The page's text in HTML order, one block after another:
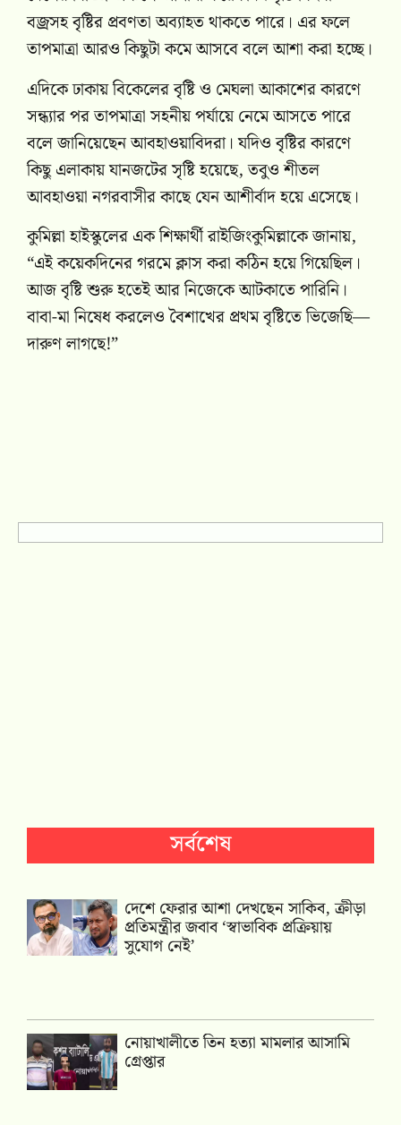
বজ্রসহ বৃষ্টির প্রবণতা অব্যাহত থাকতে পারে। এর ফলে
তাপমাত্রা আরও কিছুটা কমে আসবে বলে আশা করা হচ্ছে।
এদিকে ঢাকায় বিকেলের বৃষ্টি ও মেঘলা আকাশের কারণে
সন্ধ্যার পর তাপমাত্রা সহনীয় পর্যায়ে নেমে আসতে পারে
বলে জানিয়েছেন আবহাওয়াবিদরা। যদিও বৃষ্টির কারণে
কিছু এলাকায় যানজটের সৃষ্টি হয়েছে, তবুও শীতল
আবহাওয়া নগরবাসীর কাছে যেন আশীর্বাদ হয়ে এসেছে।
কুমিল্লা হাইস্কুলের এক শিক্ষার্থী রাইজিংকুমিল্লাকে জানায়,
“এই কয়েকদিনের গরমে ক্লাস করা কঠিন হয়ে গিয়েছিল।
আজ বৃষ্টি শুরু হতেই আর নিজেকে আটকাতে পারিনি।
বাবা-মা নিষেধ করলেও বৈশাখের প্রথম বৃষ্টিতে ভিজেছি—
দারুণ লাগছে!”
সর্বশেষ
দেশে ফেরার আশা দেখছেন সাকিব, ক্রীড়া
প্রতিমন্ত্রীর জবাব ‘স্বাভাবিক প্রক্রিয়ায়
সুযোগ নেই’
নোয়াখালীতে তিন হত্যা মামলার আসামি
গ্রেপ্তার